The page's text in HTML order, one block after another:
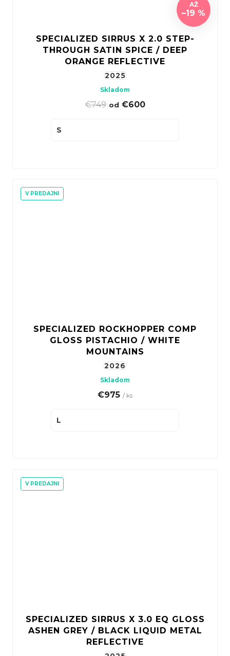
AŽ
–19 %
SPECIALIZED SIRRUS X 2.0 STEP-
THROUGH SATIN SPICE / DEEP
ORANGE REFLECTIVE
2025
Skladom
€749| od €600
S
V PREDAJNI
SPECIALIZED ROCKHOPPER COMP
GLOSS PISTACHIO / WHITE
MOUNTAINS
2026
Skladom
€975 / ks
L
V PREDAJNI
SPECIALIZED SIRRUS X 3.0 EQ GLOSS
ASHEN GREY / BLACK LIQUID METAL
REFLECTIVE